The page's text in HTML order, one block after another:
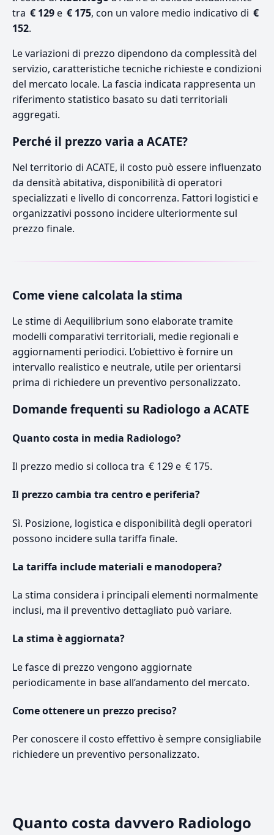
tra € 129e € 175, con un valore medio indicativo di €
152.
Le variazioni di prezzo dipendono da complessità del
servizio, caratteristiche tecniche richieste e condizioni
del mercato locale. La fascia indicata rappresenta un
riferimento statistico basato su dati territoriali
aggregati.
Perché il prezzo varia a ACATE?
Nel territorio di ACATE, il costo può essere influenzato
da densità abitativa, disponibilità di operatori
specializzati e livello di concorrenza. Fattori logistici e
organizzativi possono incidere ulteriormente sul
prezzo finale.
Come viene calcolata la stima
Le stime di Aequilibrium sono elaborate tramite
modelli comparativi territoriali, medie regionali e
aggiornamenti periodici. L’obiettivo è fornire un
intervallo realistico e neutrale, utile per orientarsi
prima di richiedere un preventivo personalizzato.
Domande frequenti su Radiologo a ACATE
Quanto costa in media Radiologo?
Il prezzo medio si colloca tra € 129 e € 175.
Il prezzo cambia tra centro e periferia?
Sì. Posizione, logistica e disponibilità degli operatori
possono incidere sulla tariffa finale.
La tariffa include materiali e manodopera?
La stima considera i principali elementi normalmente
inclusi, ma il preventivo dettagliato può variare.
La stima è aggiornata?
Le fasce di prezzo vengono aggiornate
periodicamente in base all’andamento del mercato.
Come ottenere un prezzo preciso?
Per conoscere il costo effettivo è sempre consigliabile
richiedere un preventivo personalizzato.
Quanto costa davvero Radiologo